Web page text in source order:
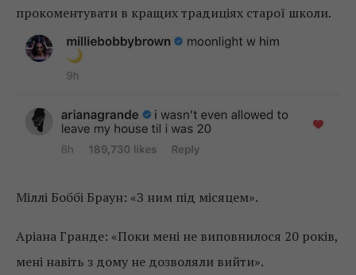
прокоментувати в кращих традиціях старої школи.
Міллі Боббі Браун: «З ним під місяцем».
Аріана Гранде: «Поки мені не виповнилося 20 років,
мені навіть з дому не дозволяли вийти».